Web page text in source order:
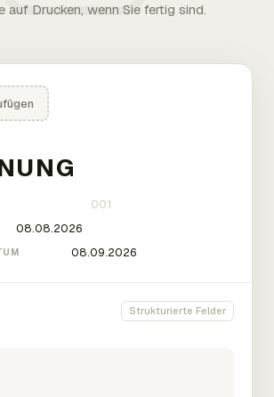
auf Drucken, wenn Sie fertig sind.
Strukturierte Felder